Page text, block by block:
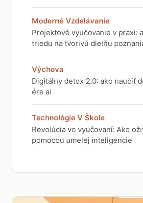
Moderné Vzdelávanie
Projektové vyučovanie v praxi:
triedu na tvorivú dielňu
Výchova
Digitálny detox 2.0: ako naučiť
ére ai
Technológie V Škole
Revolúcia vo vyučovaní: Ako
pomocou umelej inteligencie